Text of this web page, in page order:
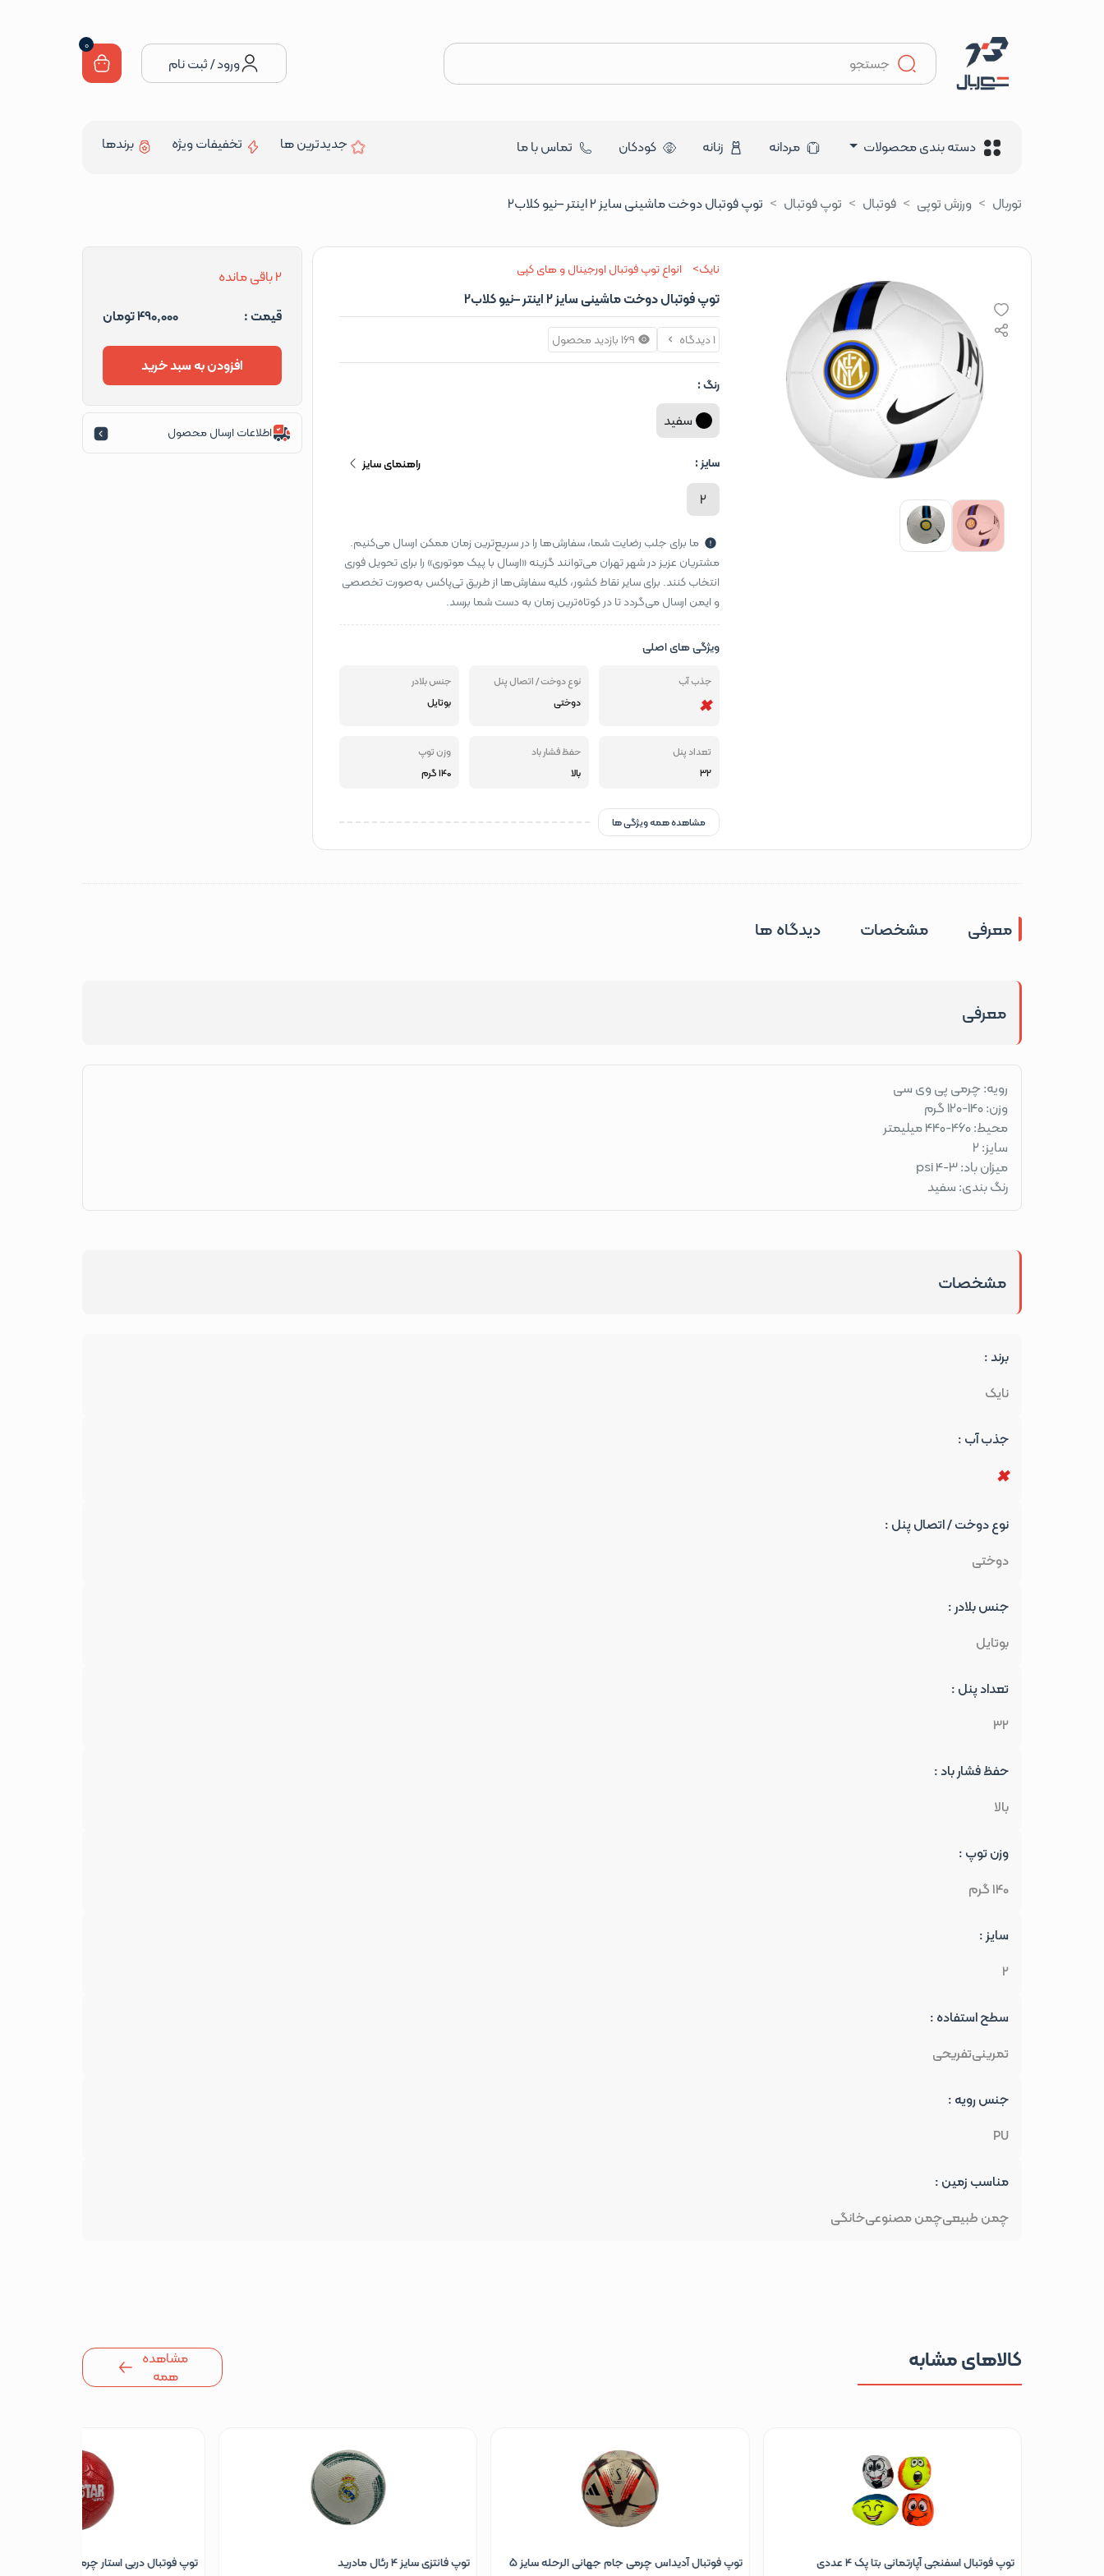
ورود / ثبت نام
0
دسته بندی محصولات مردانه زنانه کودکان تماس با ما جدیدترین ها تخفیفات ویژه برندها
توربال ورزش توپی فوتبال توپ فوتبال توپ فوتبال دوخت ماشینی سایز 2 اینتر –نیو کلاب2
نایک انواع توپ فوتبال اورجینال و های کپی
توپ فوتبال دوخت ماشینی سایز 2 اینتر –نیو کلاب2
1 دیدگاه 169 بازدید محصول
رنگ :
سفید
سایز : راهنمای سایز
2
ما برای جلب رضایت شما، سفارش‌ها را در سریع‌ترین زمان ممکن ارسال می‌کنیم.
مشتریان عزیز در شهر تهران می‌توانند گزینه «ارسال با پیک موتوری» را برای تحویل فوری
انتخاب کنند. برای سایر نقاط کشور، کلیه سفارش‌ها از طریق تی‌پاکس به‌صورت تخصصی
و ایمن ارسال می‌گردد تا در کوتاه‌ترین زمان به دست شما برسد.
ویژگی های اصلی
جذب آب
نوع دوخت / اتصال پنل
دوختی
جنس بلادر
بوتایل
تعداد پنل
32
حفظ فشار باد
بالا
وزن توپ
140 گرم
مشاهده همه ویژگی ها
2 باقی مانده
قیمت :
490,000تومان
افزودن به سبد خرید
اطلاعات ارسال محصول
معرفی مشخصات دیدگاه ها
معرفی
رویه: چرمی پی وی سی
وزن: 140-120 گرم
محیط: 460-440 میلیمتر
سایز: 2
میزان باد: 3-4 psi
رنگ بندی: سفید
مشخصات
برند :
نایک
جذب آب :
نوع دوخت / اتصال پنل :
دوختی
جنس بلادر :
بوتایل
تعداد پنل :
32
حفظ فشار باد :
بالا
وزن توپ :
140 گرم
سایز :
2
سطح استفاده :
تمرینیتفریحی
جنس رویه :
PU
مناسب زمین :
چمن طبیعیچمن مصنوعیخانگی
کالاهای مشابه
مشاهده
همه
توپ فوتبال اسفنجی آپارتمانی بتا پک 4 عددی
توپ فوتبال آدیداس چرمی جام جهانی الرحله سایز 5
توپ فانتزی سایز 4 رئال مادرید
توپ فوتبال دربی استار چرمی دوختی طرح